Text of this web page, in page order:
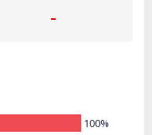
-
100%